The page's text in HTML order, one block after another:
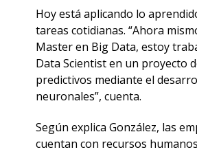
Hoy está aplicando lo
tareas cotidianas. “Ahora
Master en Big Data, estoy
Data Scientist en un proyecto
predictivos mediante el
neuronales”, cuenta.
Según explica González, las
cuentan con recursos